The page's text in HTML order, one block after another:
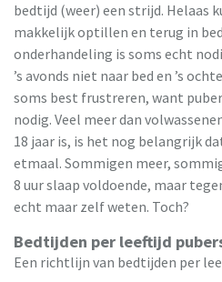
bedtijd (weer) een strijd. Helaas
makkelijk optillen en terug in
onderhandeling is soms echt
’s avonds niet naar bed en ’s
soms best frustreren, want
nodig. Veel meer dan
18 jaar is, is het nog belangrijk
etmaal. Sommigen meer,
8 uur slaap voldoende, maar
echt maar zelf weten. Toch?
Bedtijden per leeftijd
Een richtlijn van bedtijden per